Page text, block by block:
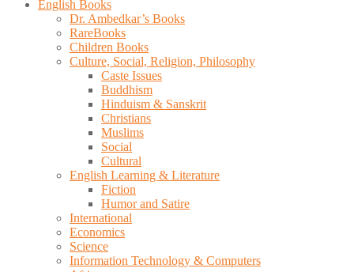
English Books
Dr. Ambedkar’s Books
RareBooks
Children Books
Culture, Social, Religion, Philosophy
Caste Issues
Buddhism
Hinduism & Sanskrit
Christians
Muslims
Social
Cultural
English Learning & Literature
Fiction
Humor and Satire
International
Economics
Science
Information Technology & Computers